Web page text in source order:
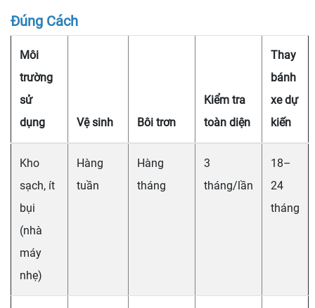
Đúng Cách
Môi
trường
sử
dụng
Vệ sinh Bôi trơn
Kiểm tra
toàn diện
Thay
bánh
xe dự
kiến
Kho
sạch, ít
bụi
(nhà
máy
nhẹ)
Hàng
tuần
Hàng
tháng
3
tháng/lần
18–
24
tháng